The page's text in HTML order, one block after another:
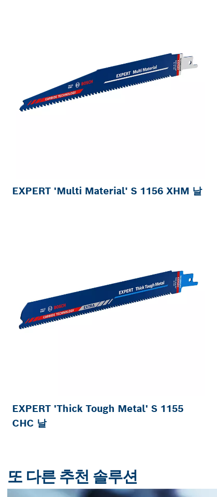
EXPERT 'Multi Material' S 1156 XHM 날
EXPERT 'Thick Tough Metal' S 1155
CHC 날
또 다른 추천 솔루션